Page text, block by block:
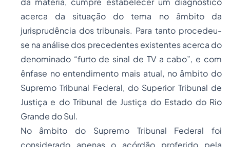
acerca da situação do tema no âmbito da
jurisprudência dos tribunais. Para tanto procedeu-
se na análise dos precedentes existentes acerca do
denominado “furto de sinal de TV a cabo”, e com
ênfase no entendimento mais atual, no âmbito do
Supremo Tribunal Federal, do Superior Tribunal de
Justiça e do Tribunal de Justiça do Estado do Rio
Grande do Sul.
No âmbito do Supremo Tribunal Federal foi
considerado apenas o acórdão proferido pela